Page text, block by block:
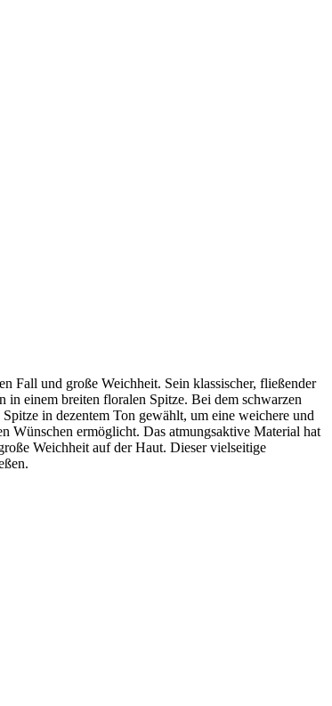
Fall und große Weichheit. Sein klassischer, fließender
einem breiten floralen Spitze. Bei dem schwarzen
in dezentem Ton gewählt, um eine weichere und
Wünschen ermöglicht. Das atmungsaktive Material hat
Weichheit auf der Haut. Dieser vielseitige